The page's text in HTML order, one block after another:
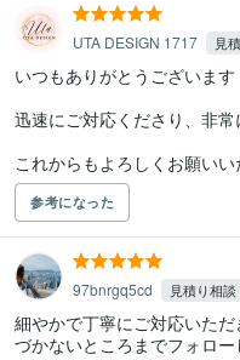
UTA DESIGN 1717 見
いつもありがとうございます
迅速にご対応くださり、非常
これからもよろしくお願いい
参考になった
97bnrgq5cd 見積り相談
細やかで丁寧にご対応いた
づかないところまでフォロ